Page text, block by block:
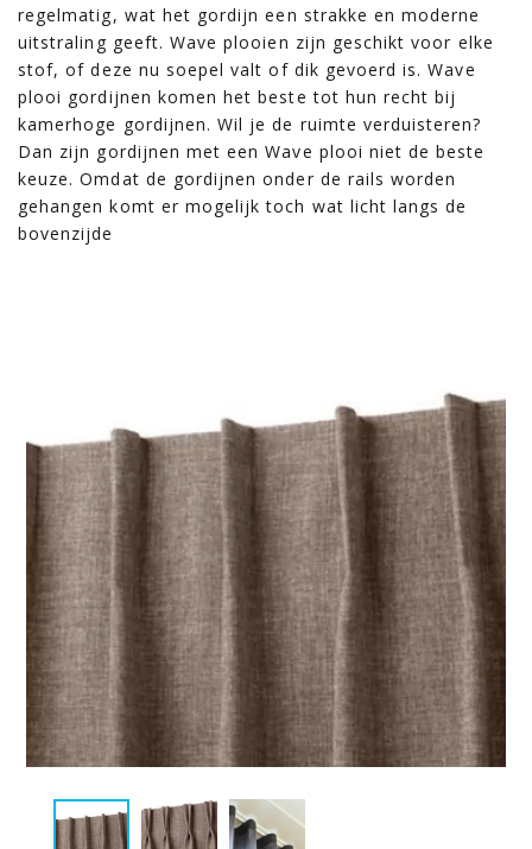
regelmatig, wat het gordijn een strakke en moderne
uitstraling geeft. Wave plooien zijn geschikt voor elke
stof, of deze nu soepel valt of dik gevoerd is. Wave
plooi gordijnen komen het beste tot hun recht bij
kamerhoge gordijnen. Wil je de ruimte verduisteren?
Dan zijn gordijnen met een Wave plooi niet de beste
keuze. Omdat de gordijnen onder de rails worden
gehangen komt er mogelijk toch wat licht langs de
bovenzijde